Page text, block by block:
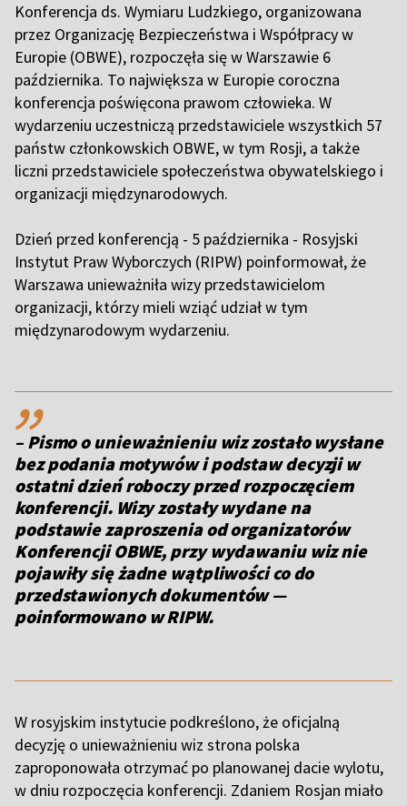
Konferencja ds. Wymiaru Ludzkiego, organizowana
przez Organizację Bezpieczeństwa i Współpracy w
Europie (OBWE), rozpoczęła się w Warszawie 6
października. To największa w Europie coroczna
konferencja poświęcona prawom człowieka. W
wydarzeniu uczestniczą przedstawiciele wszystkich 57
państw członkowskich OBWE, w tym Rosji, a także
liczni przedstawiciele społeczeństwa obywatelskiego i
organizacji międzynarodowych.
Dzień przed konferencją - 5 października - Rosyjski
Instytut Praw Wyborczych (RIPW) poinformował, że
Warszawa unieważniła wizy przedstawicielom
organizacji, którzy mieli wziąć udział w tym
międzynarodowym wydarzeniu.
,,
– Pismo o unieważnieniu wiz zostało wysłane
bez podania motywów i podstaw decyzji w
ostatni dzień roboczy przed rozpoczęciem
konferencji. Wizy zostały wydane na
podstawie zaproszenia od organizatorów
Konferencji OBWE, przy wydawaniu wiz nie
pojawiły się żadne wątpliwości co do
przedstawionych dokumentów —
poinformowano w RIPW.
W rosyjskim instytucie podkreślono, że oficjalną
decyzję o unieważnieniu wiz strona polska
zaproponowała otrzymać po planowanej dacie wylotu,
w dniu rozpoczęcia konferencji. Zdaniem Rosjan miało